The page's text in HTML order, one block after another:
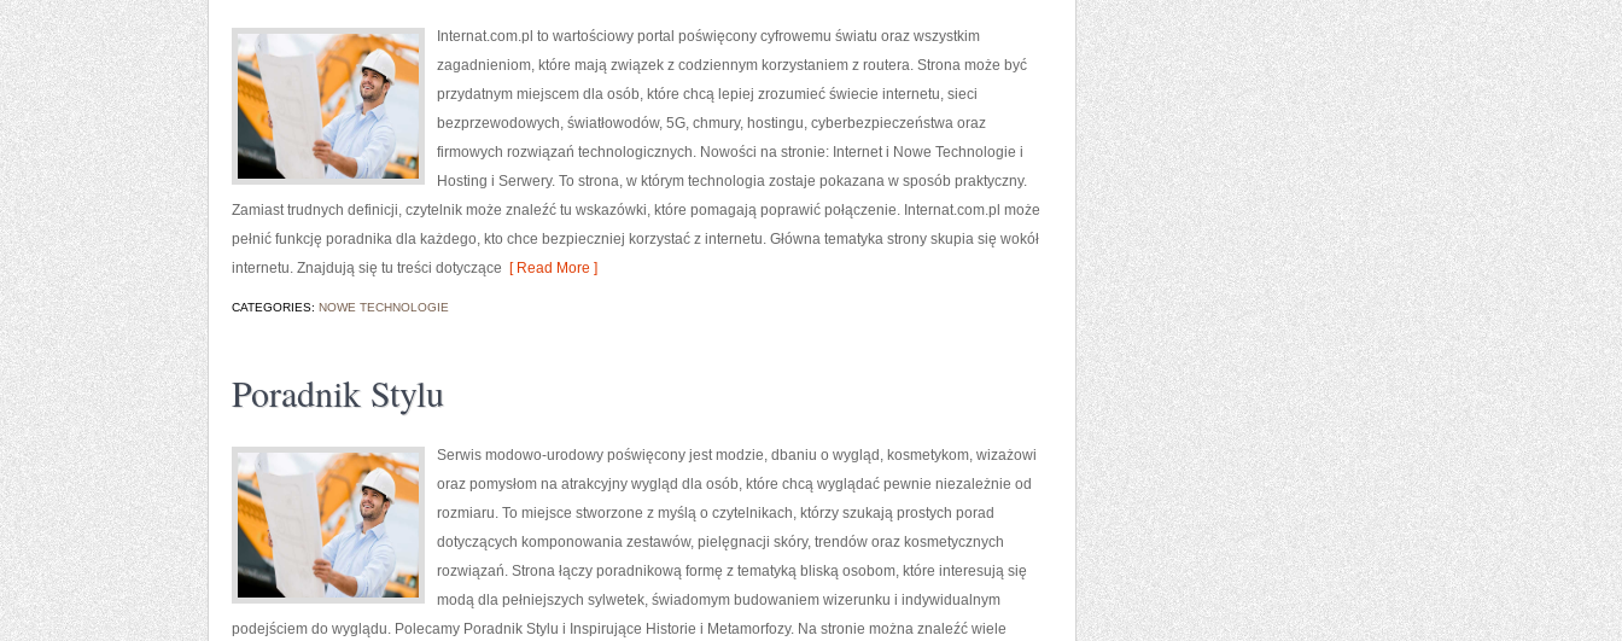
Internat.com.pl to wartościowy portal poświęcony cyfrowemu światu oraz wszystkim
zagadnieniom, które mają związek z codziennym korzystaniem z routera. Strona może być
przydatnym miejscem dla osób, które chcą lepiej zrozumieć świecie internetu, sieci
bezprzewodowych, światłowodów, 5G, chmury, hostingu, cyberbezpieczeństwa oraz
firmowych rozwiązań technologicznych. Nowości na stronie: Internet i Nowe Technologie i
Hosting i Serwery. To strona, w którym technologia zostaje pokazana w sposób praktyczny.
Zamiast trudnych definicji, czytelnik może znaleźć tu wskazówki, które pomagają poprawić połączenie. Internat.com.pl może
pełnić funkcję poradnika dla każdego, kto chce bezpieczniej korzystać z internetu. Główna tematyka strony skupia się wokół
internetu. Znajdują się tu treści dotyczące [ Read More ]
CATEGORIES: NOWE TECHNOLOGIE
Poradnik Stylu
Serwis modowo-urodowy poświęcony jest modzie, dbaniu o wygląd, kosmetykom, wizażowi
oraz pomysłom na atrakcyjny wygląd dla osób, które chcą wyglądać pewnie niezależnie od
rozmiaru. To miejsce stworzone z myślą o czytelnikach, którzy szukają prostych porad
dotyczących komponowania zestawów, pielęgnacji skóry, trendów oraz kosmetycznych
rozwiązań. Strona łączy poradnikową formę z tematyką bliską osobom, które interesują się
modą dla pełniejszych sylwetek, świadomym budowaniem wizerunku i indywidualnym
podejściem do wyglądu. Polecamy Poradnik Stylu i Inspirujące Historie i Metamorfozy. Na stronie można znaleźć wiele